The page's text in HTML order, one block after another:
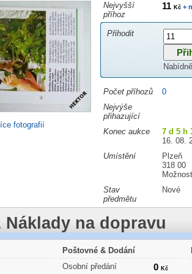
fotografií
Nejvyšší
příhoz
11 Kč+
Přihodit
Počet příhozů
0
Nejvýše
přihazující
Konec aukce
7 d 5 h
16. 08.
Umístění
Plzeň
318 00
Stav
předmětu
Nové
Náklady na dopravu
Poštovné & Dodání
Osobní předání
0 Kč